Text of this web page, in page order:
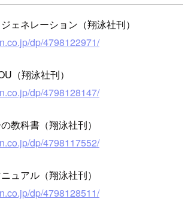
ェネレーション（翔泳社刊）
dp/4798122971/
（翔泳社刊）
dp/4798128147/
教科書（翔泳社刊）
dp/4798117552/
ュアル（翔泳社刊）
dp/4798128511/